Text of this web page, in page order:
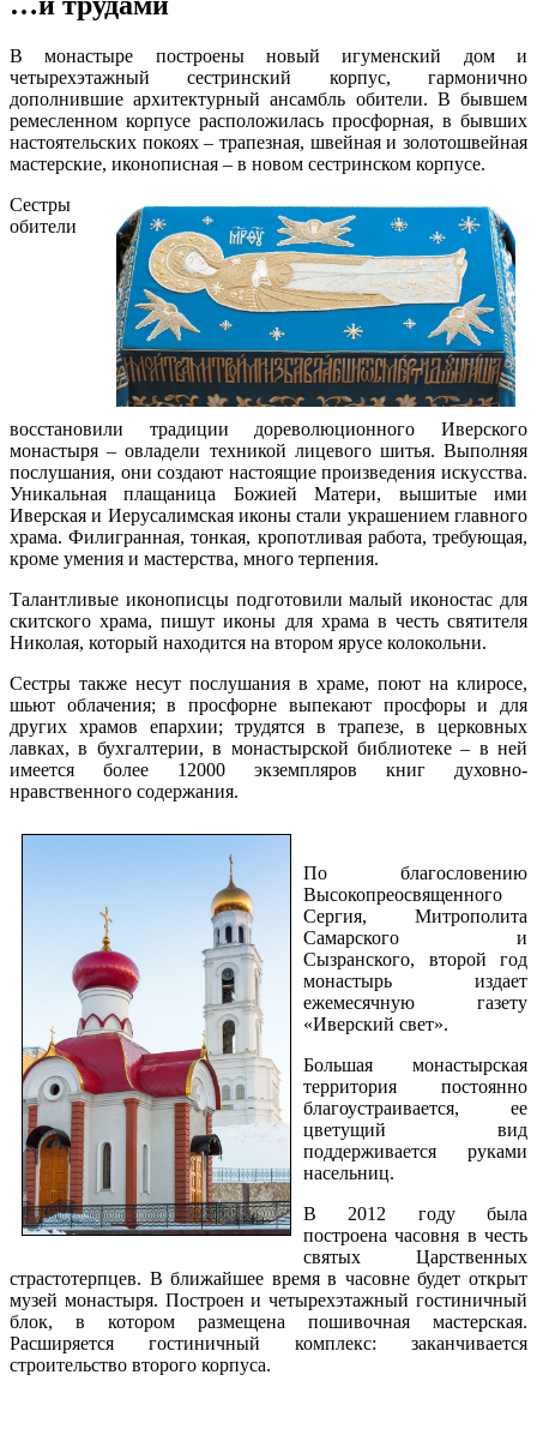
В монастыре построены новый игуменский дом и
четырехэтажный сестринский корпус, гармонично
дополнившие архитектурный ансамбль обители. В бывшем
ремесленном корпусе расположилась просфорная, в бывших
настоятельских покоях – трапезная, швейная и золотошвейная
мастерские, иконописная – в новом сестринском корпусе.
Сестры
обители
восстановили традиции дореволюционного Иверского
монастыря – овладели техникой лицевого шитья. Выполняя
послушания, они создают настоящие произведения искусства.
Уникальная плащаница Божией Матери, вышитые ими
Иверская и Иерусалимская иконы стали украшением главного
храма. Филигранная, тонкая, кропотливая работа, требующая,
кроме умения и мастерства, много терпения.
Талантливые иконописцы подготовили малый иконостас для
скитского храма, пишут иконы для храма в честь святителя
Николая, который находится на втором ярусе колокольни.
Сестры также несут послушания в храме, поют на клиросе,
шьют облачения; в просфорне выпекают просфоры и для
других храмов епархии; трудятся в трапезе, в церковных
лавках, в бухгалтерии, в монастырской библиотеке – в ней
имеется более 12000 экземпляров книг духовно-
нравственного содержания.
По благословению
Высокопреосвященного
Сергия, Митрополита
Самарского и
Сызранского, второй год
монастырь издает
ежемесячную газету
«Иверский свет».
Большая монастырская
территория постоянно
благоустраивается, ее
цветущий вид
поддерживается руками
насельниц.
В 2012 году была
построена часовня в честь
святых Царственных
страстотерпцев. В ближайшее время в часовне будет открыт
музей монастыря. Построен и четырехэтажный гостиничный
блок, в котором размещена пошивочная мастерская.
Расширяется гостиничный комплекс: заканчивается
строительство второго корпуса.